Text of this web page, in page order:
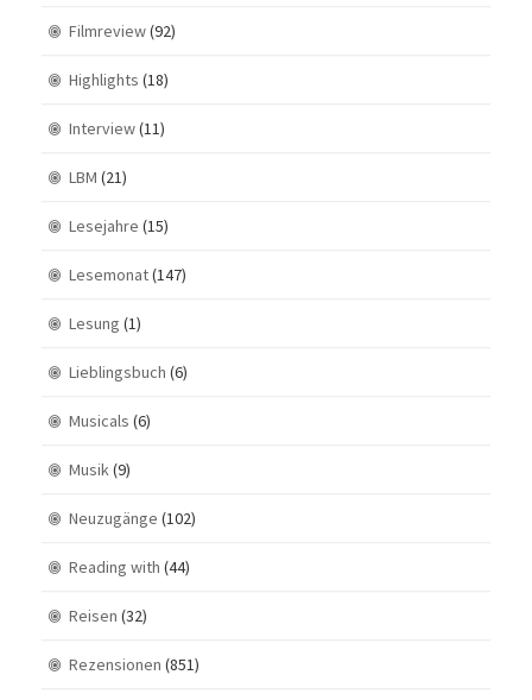
Filmreview(92)
Highlights (18)
Interview(11)
LBM (21)
Lesejahre (15)
Lesemonat(147)
Lesung (1)
Lieblingsbuch (6)
Musicals (6)
Musik(9)
Neuzugänge (102)
Reading with (44)
Reisen (32)
Rezensionen (851)